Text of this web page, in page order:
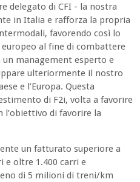
delegato di CFI - la nostra
in Italia e rafforza la propria
favorendo così lo
al fine di combattere
un management esperto e
ulteriormente il nostro
e l’Europa. Questa
di F2i, volta a favorire
l’obiettivo di favorire la
un fatturato superiore a
e oltre 1.400 carri e
di 5 milioni di treni/km